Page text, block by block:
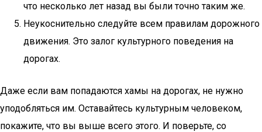
что несколько лет назад вы были точно таким же.
Неукоснительно следуйте всем правилам дорожного
движения. Это залог культурного поведения на
дорогах.
Даже если вам попадаются хамы на дорогах, не нужно
уподобляться им. Оставайтесь культурным человеком,
покажите, что вы выше всего этого. И поверьте, со